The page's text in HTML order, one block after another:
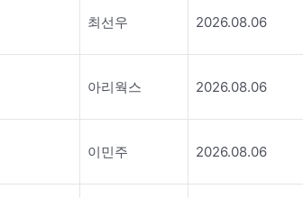
최선우 2026.08.06
아리웍스 2026.08.06
이민주 2026.08.06